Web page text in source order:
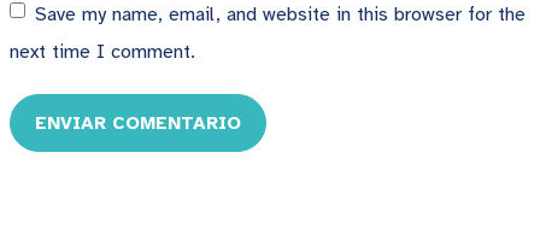
Save my name, email, and website in this browser for the
next time I comment.
ENVIAR COMENTARIO